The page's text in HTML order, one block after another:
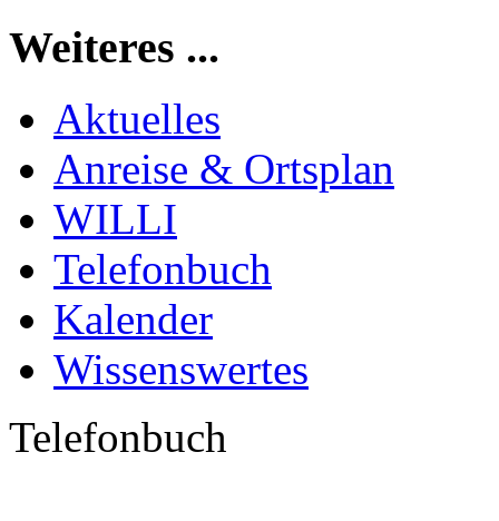
Weiteres ...
Aktuelles
Anreise & Ortsplan
WILLI
Telefonbuch
Kalender
Wissenswertes
Telefonbuch